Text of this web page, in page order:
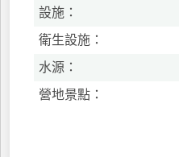
設施：
衛生設施：
水源：
營地景點：